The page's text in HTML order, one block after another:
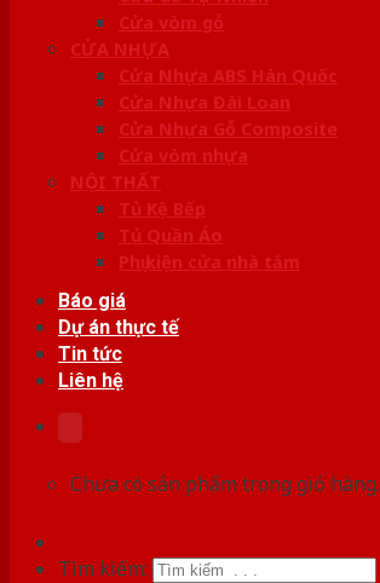
Cửa vòm gỗ
CỬA NHỰA
Cửa Nhựa ABS Hàn Quốc
Cửa Nhựa Đài Loan
Cửa Nhựa Gỗ Composite
Cửa vòm nhựa
NỘI THẤT
Tủ Kệ Bếp
Tủ Quần Áo
Phụ kiện cửa nhà tắm
Báo giá
Dự án thực tế
Tin tức
Liên hệ
Chưa có sản phẩm trong giỏ hàng.
Tìm kiếm: